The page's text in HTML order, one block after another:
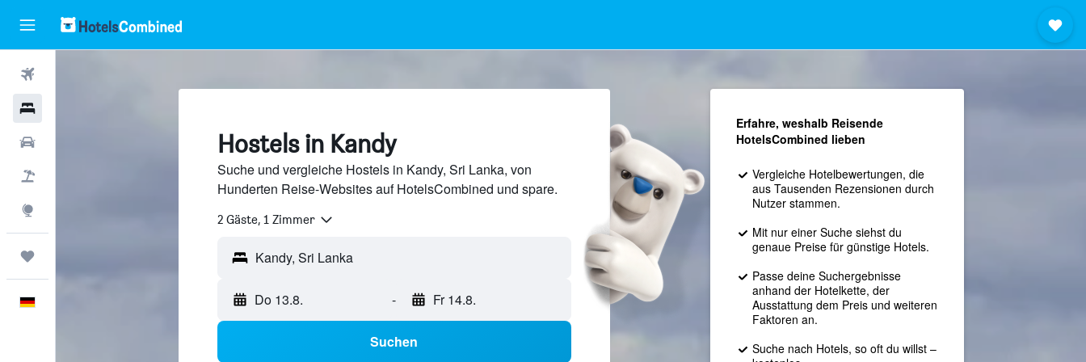
Hostels in Kandy
Suche und vergleiche Hostels in Kandy, Sri Lanka, von
Hunderten Reise-Websites auf HotelsCombined und spare.
2 Gäste, 1 Zimmer
Do 13.8. - Fr 14.8.
Suchen
Erfahre, weshalb Reisende
HotelsCombined lieben
Vergleiche Hotelbewertungen, die
aus Tausenden Rezensionen durch
Nutzer stammen.
Mit nur einer Suche siehst du
genaue Preise für günstige Hotels.
Passe deine Suchergebnisse
anhand der Hotelkette, der
Ausstattung dem Preis und weiteren
Faktoren an.
Suche nach Hotels, so oft du willst –